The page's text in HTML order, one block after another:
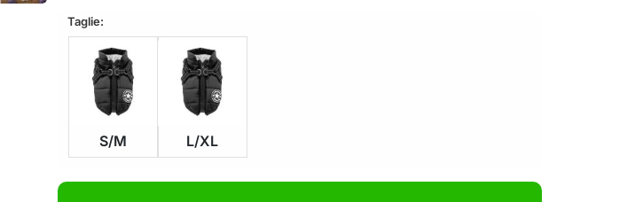
Taglie:
S/M L/XL